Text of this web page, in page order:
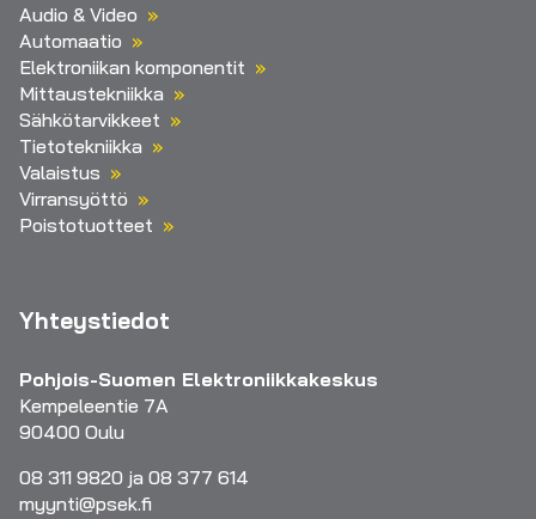
Audio & Video
Automaatio
Elektroniikan komponentit
Mittaustekniikka
Sähkötarvikkeet
Tietotekniikka
Valaistus
Virransyöttö
Poistotuotteet
Yhteystiedot
Pohjois-Suomen Elektroniikkakeskus
Kempeleentie 7A
90400 Oulu
08 311 9820 ja 08 377 614
myynti@psek.fi